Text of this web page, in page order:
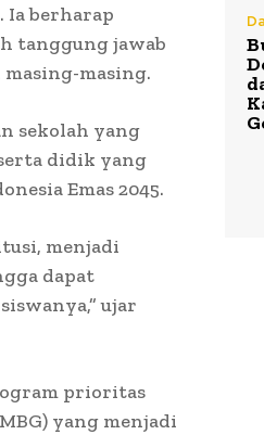
Ia berharap
tanggung jawab
masing.
sekolah yang
didik yang
Emas 2045.
menjadi
dapat
ujar
prioritas
yang menjadi